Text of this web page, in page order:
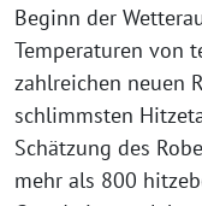
Beginn der
Temperaturen von
zahlreichen neuen
schlimmsten
Schätzung des
mehr als 800